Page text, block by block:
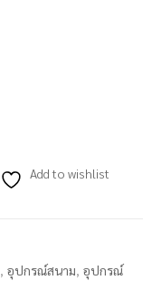
Add to wishlist
, อุปกรณ์สนาม, อุปกรณ์